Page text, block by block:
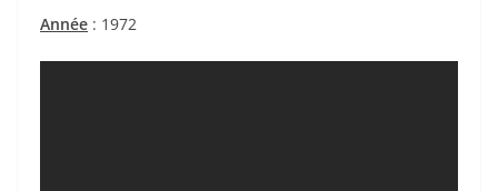
Année : 1972